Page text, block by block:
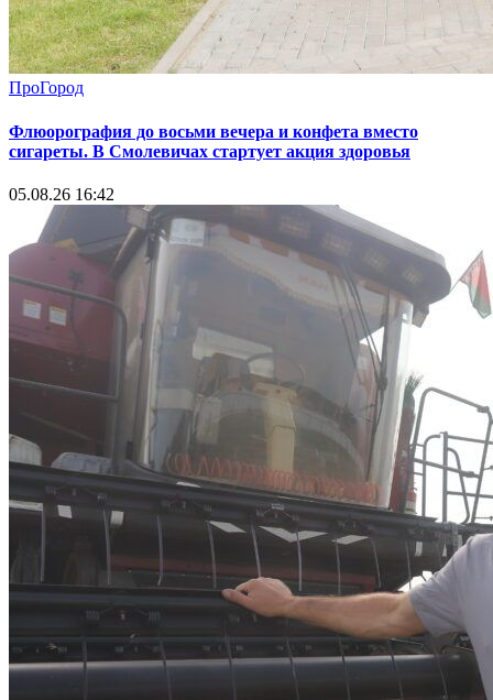
ПроГород
Флюорография до восьми вечера и конфета вместо
сигареты. В Смолевичах стартует акция здоровья
05.08.26 16:42